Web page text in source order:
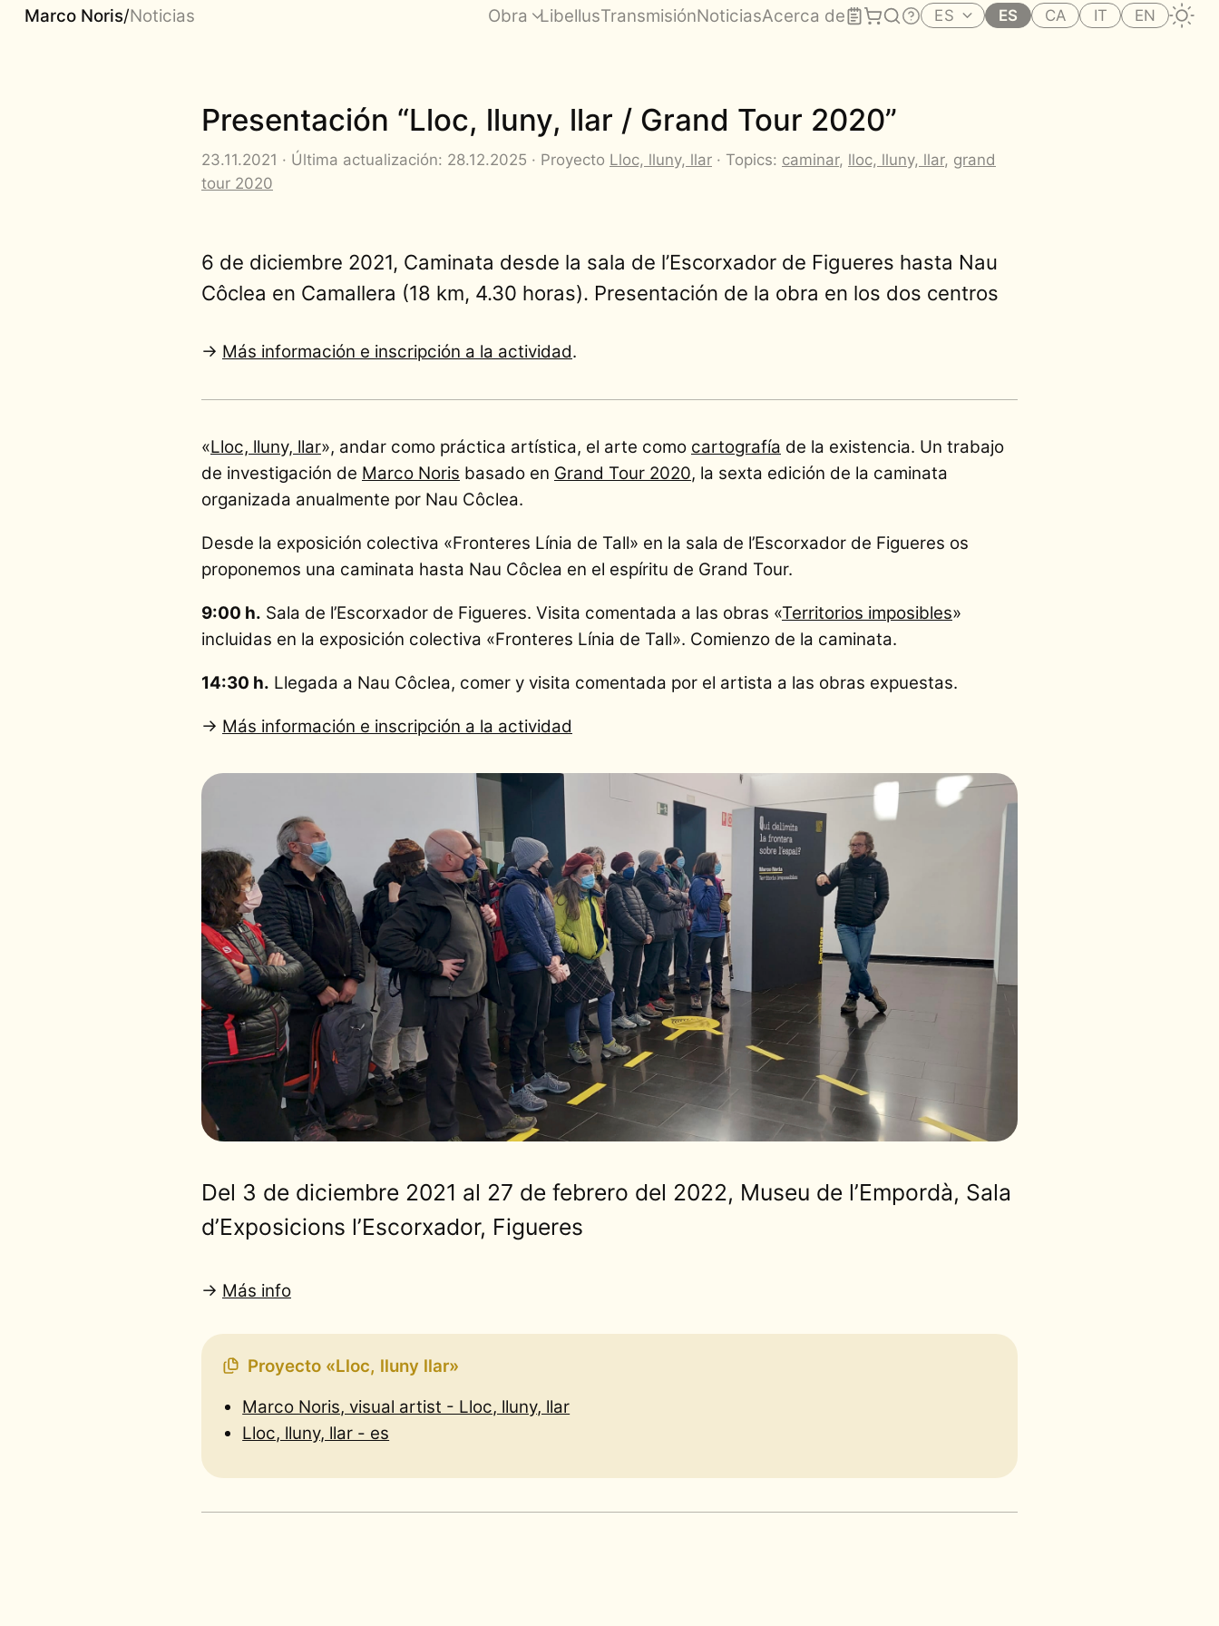
Marco Noris/Noticias Obra LibellusTransmisiónNoticiasAcerca de ES ES CA IT EN
Presentación “Lloc, lluny, llar / Grand Tour 2020”
23.11.2021 · Última actualización: 28.12.2025 · Proyecto Lloc, lluny, llar · Topics: caminar, lloc, lluny, llar, grand
tour 2020
6 de diciembre 2021, Caminata desde la sala de l’Escorxador de Figueres hasta Nau
Côclea en Camallera (18 km, 4.30 horas). Presentación de la obra en los dos centros
→ Más información e inscripción a la actividad.
«Lloc, lluny, llar», andar como práctica artística, el arte como cartografía de la existencia. Un trabajo
de investigación de Marco Noris basado en Grand Tour 2020, la sexta edición de la caminata
organizada anualmente por Nau Côclea.
Desde la exposición colectiva «Fronteres Línia de Tall» en la sala de l’Escorxador de Figueres os
proponemos una caminata hasta Nau Côclea en el espíritu de Grand Tour.
9:00 h. Sala de l’Escorxador de Figueres. Visita comentada a las obras «Territorios imposibles»
incluidas en la exposición colectiva «Fronteres Línia de Tall». Comienzo de la caminata.
14:30 h. Llegada a Nau Côclea, comer y visita comentada por el artista a las obras expuestas.
→ Más información e inscripción a la actividad
Del 3 de diciembre 2021 al 27 de febrero del 2022, Museu de l’Empordà, Sala
d’Exposicions l’Escorxador, Figueres
→ Más info
Proyecto «Lloc, lluny llar»
Marco Noris, visual artist - Lloc, lluny, llar
Lloc, lluny, llar - es